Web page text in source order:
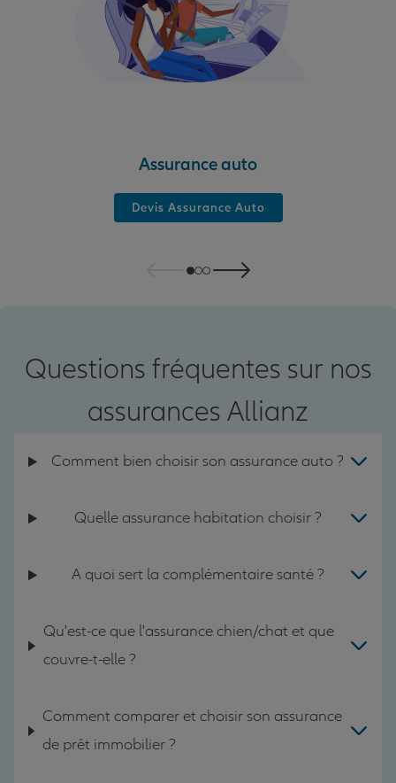
Assurance auto
Devis Assurance Auto
Questions fréquentes sur nos
assurances Allianz
Comment bien choisir son assurance auto ?
Quelle assurance habitation choisir ?
A quoi sert la complémentaire santé ?
Qu'est-ce que l'assurance chien/chat et que
couvre-t-elle ?
Comment comparer et choisir son assurance
de prêt immobilier ?